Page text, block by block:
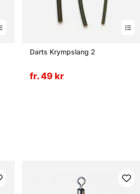
Darts Krympslang 2
fr. 49 kr